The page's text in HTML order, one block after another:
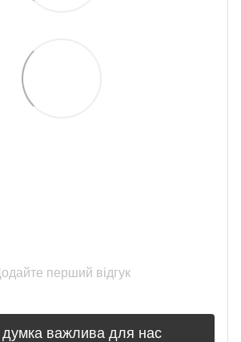
перший відгук
важлива для нас